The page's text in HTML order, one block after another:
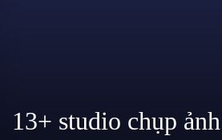
13+ studio chụp